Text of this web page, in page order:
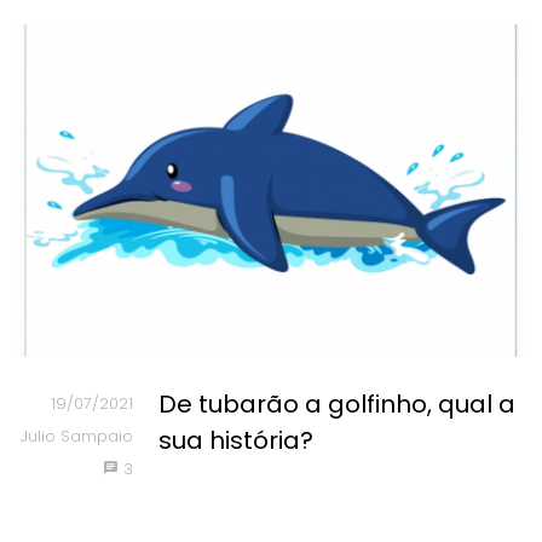
19/07/2021
Julio Sampaio
3
De tubarão a golfinho, qual a
sua história?